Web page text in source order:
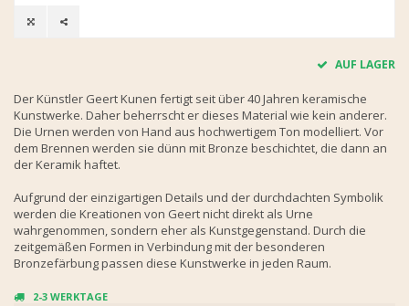
AUF LAGER
Der Künstler Geert Kunen fertigt seit über 40 Jahren keramische
Kunstwerke. Daher beherrscht er dieses Material wie kein anderer.
Die Urnen werden von Hand aus hochwertigem Ton modelliert. Vor
dem Brennen werden sie dünn mit Bronze beschichtet, die dann an
der Keramik haftet.
Aufgrund der einzigartigen Details und der durchdachten Symbolik
werden die Kreationen von Geert nicht direkt als Urne
wahrgenommen, sondern eher als Kunstgegenstand. Durch die
zeitgemäßen Formen in Verbindung mit der besonderen
Bronzefärbung passen diese Kunstwerke in jeden Raum.
2-3 WERKTAGE